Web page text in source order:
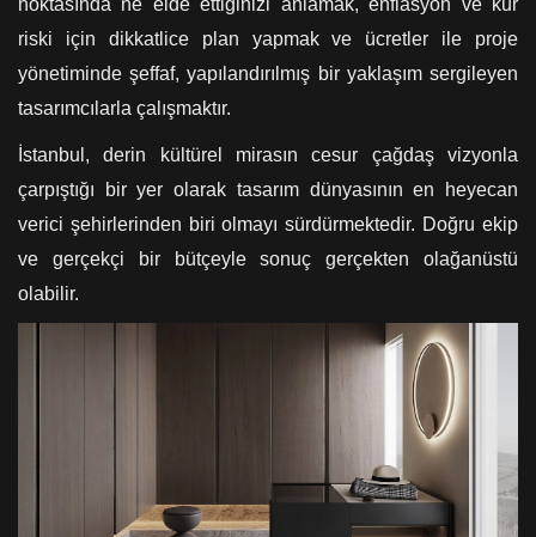
riski için dikkatlice plan yapmak ve ücretler ile proje
yönetiminde şeffaf, yapılandırılmış bir yaklaşım sergileyen
tasarımcılarla çalışmaktır.
İstanbul, derin kültürel mirasın cesur çağdaş vizyonla
çarpıştığı bir yer olarak tasarım dünyasının en heyecan
verici şehirlerinden biri olmayı sürdürmektedir. Doğru ekip
ve gerçekçi bir bütçeyle sonuç gerçekten olağanüstü
olabilir.